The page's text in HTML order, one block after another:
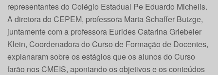
representantes do Colégio Estadual Pe Eduardo Michelis.
A diretora do CEPEM, professora Marta Schaffer Butzge,
juntamente com a professora Eurides Catarina Griebeler
Klein, Coordenadora do Curso de Formação de Docentes,
explanaram sobre os estágios que os alunos do Curso
farão nos CMEIS, apontando os objetivos e os conteúdos